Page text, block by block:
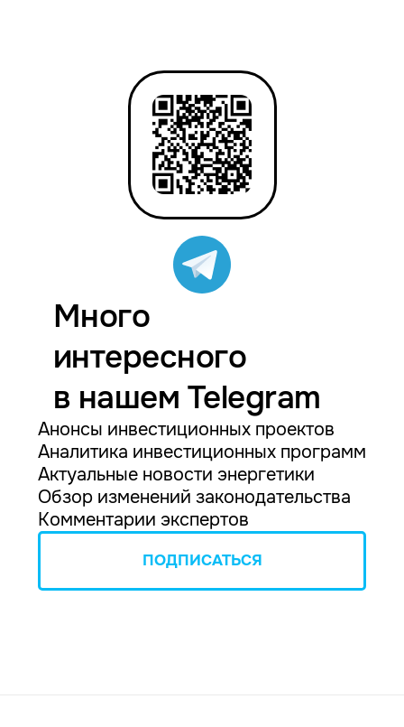
Много
интересного
в нашем Telegram
Анонсы инвестиционных проектов
Аналитика инвестиционных программ
Актуальные новости энергетики
Обзор изменений законодательства
Комментарии экспертов
ПОДПИСАТЬСЯ